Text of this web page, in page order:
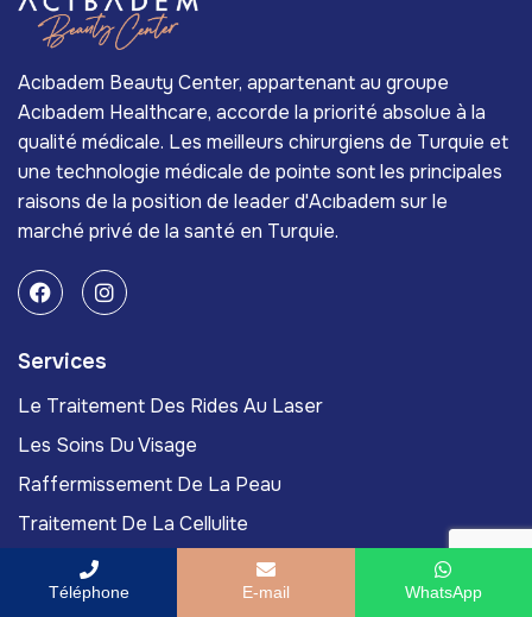
Acıbadem Beauty Center, appartenant au groupe
Acıbadem Healthcare, accorde la priorité absolue à la
qualité médicale. Les meilleurs chirurgiens de Turquie et
une technologie médicale de pointe sont les principales
raisons de la position de leader d'Acıbadem sur le
marché privé de la santé en Turquie.
Services
Le Traitement Des Rides Au Laser
Les Soins Du Visage
Raffermissement De La Peau
Traitement De La Cellulite
Le Retrait Des Grains De Beauté
Téléphone E-mail WhatsApp